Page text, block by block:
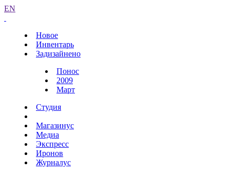
EN
Новое
Инвентарь
Задизайнено
Понос
2009
Март
Студия
Магазинус
Медиа
Экспресс
Иронов
Журналус